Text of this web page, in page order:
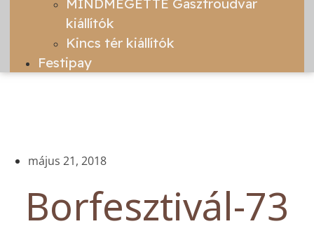
kiállítók
Kincs tér kiállítók
Festipay
május 21, 2018
Borfesztivál-73